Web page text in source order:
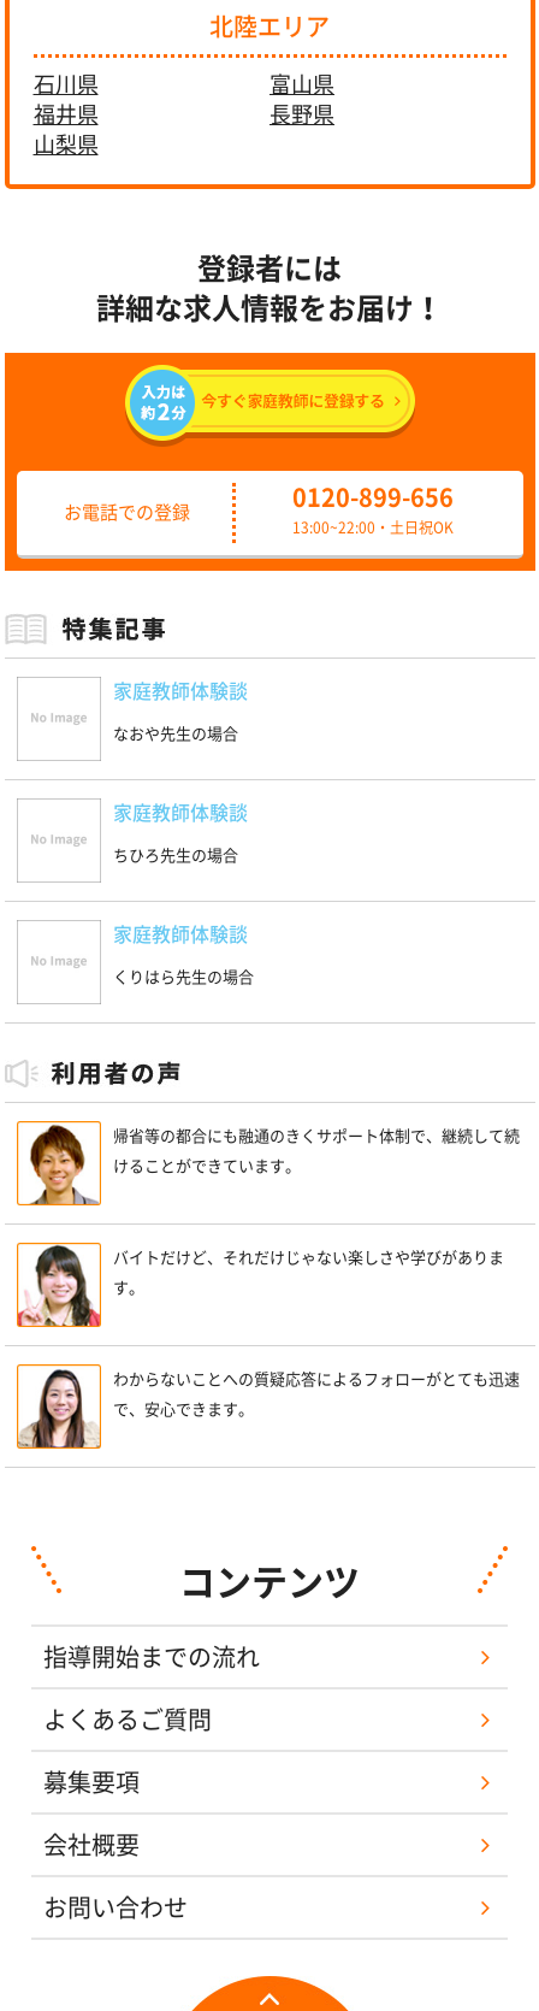
北陸エリア
石川県
富山県
福井県
長野県
山梨県
登録者には
詳細な求人情報をお届け！
お電話での登録
0120-899-656
13:00~22:00・土日祝OK
家庭教師体験談
なおや先生の場合
家庭教師体験談
ちひろ先生の場合
家庭教師体験談
くりはら先生の場合
帰省等の都合にも融通のきくサポート体制で、継続して続
けることができています。
バイトだけど、それだけじゃない楽しさや学びがありま
す。
わからないことへの質疑応答によるフォローがとても迅速
で、安心できます。
コンテンツ
指導開始までの流れ
よくあるご質問
募集要項
会社概要
お問い合わせ